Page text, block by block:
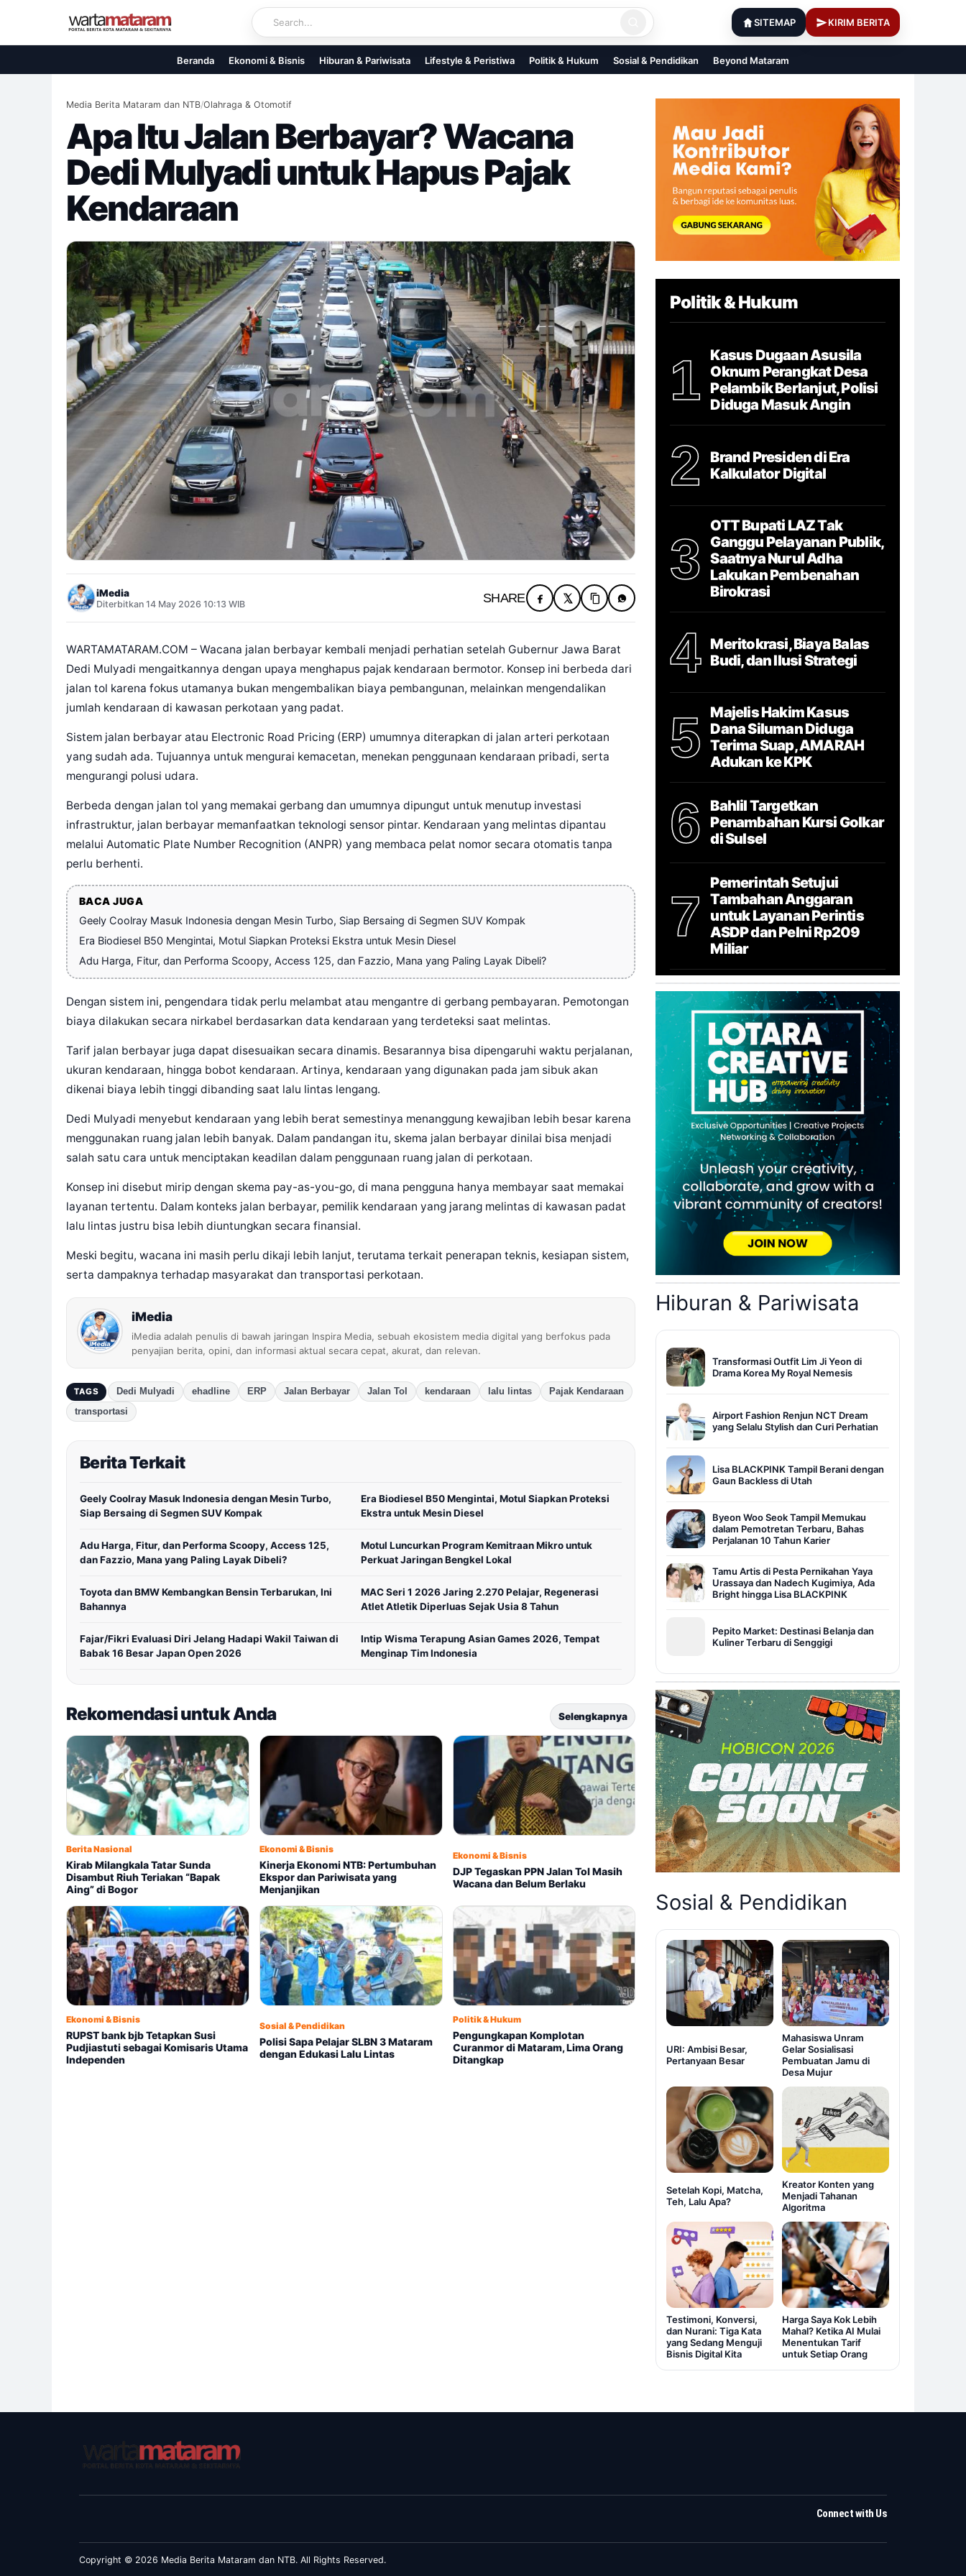
content
SITEMAP KIRIM BERITA
Beranda Ekonomi & Bisnis Hiburan & Pariwisata Lifestyle & Peristiwa Politik & Hukum Sosial & Pendidikan Beyond Mataram
Media Berita Mataram dan NTB/Olahraga & Otomotif
Apa Itu Jalan Berbayar? Wacana
Dedi Mulyadi untuk Hapus Pajak
Kendaraan
iMedia
Diterbitkan 14 May 2026 10:13 WIB SHARE
WARTAMATARAM.COM – Wacana jalan berbayar kembali menjadi perhatian setelah Gubernur Jawa Barat
Dedi Mulyadi mengaitkannya dengan upaya menghapus pajak kendaraan bermotor. Konsep ini berbeda dari
jalan tol karena fokus utamanya bukan mengembalikan biaya pembangunan, melainkan mengendalikan
jumlah kendaraan di kawasan perkotaan yang padat.
Sistem jalan berbayar atau Electronic Road Pricing (ERP) umumnya diterapkan di jalan arteri perkotaan
yang sudah ada. Tujuannya untuk mengurai kemacetan, menekan penggunaan kendaraan pribadi, serta
mengurangi polusi udara.
Berbeda dengan jalan tol yang memakai gerbang dan umumnya dipungut untuk menutup investasi
infrastruktur, jalan berbayar memanfaatkan teknologi sensor pintar. Kendaraan yang melintas dipantau
melalui Automatic Plate Number Recognition (ANPR) yang membaca pelat nomor secara otomatis tanpa
perlu berhenti.
BACA JUGA
Geely Coolray Masuk Indonesia dengan Mesin Turbo, Siap Bersaing di Segmen SUV Kompak
Era Biodiesel B50 Mengintai, Motul Siapkan Proteksi Ekstra untuk Mesin Diesel
Adu Harga, Fitur, dan Performa Scoopy, Access 125, dan Fazzio, Mana yang Paling Layak Dibeli?
Dengan sistem ini, pengendara tidak perlu melambat atau mengantre di gerbang pembayaran. Pemotongan
biaya dilakukan secara nirkabel berdasarkan data kendaraan yang terdeteksi saat melintas.
Tarif jalan berbayar juga dapat disesuaikan secara dinamis. Besarannya bisa dipengaruhi waktu perjalanan,
ukuran kendaraan, hingga bobot kendaraan. Artinya, kendaraan yang digunakan pada jam sibuk akan
dikenai biaya lebih tinggi dibanding saat lalu lintas lengang.
Dedi Mulyadi menyebut kendaraan yang lebih berat semestinya menanggung kewajiban lebih besar karena
menggunakan ruang jalan lebih banyak. Dalam pandangan itu, skema jalan berbayar dinilai bisa menjadi
salah satu cara untuk menciptakan keadilan dalam penggunaan ruang jalan di perkotaan.
Konsep ini disebut mirip dengan skema pay-as-you-go, di mana pengguna hanya membayar saat memakai
layanan tertentu. Dalam konteks jalan berbayar, pemilik kendaraan yang jarang melintas di kawasan padat
lalu lintas justru bisa lebih diuntungkan secara finansial.
Meski begitu, wacana ini masih perlu dikaji lebih lanjut, terutama terkait penerapan teknis, kesiapan sistem,
serta dampaknya terhadap masyarakat dan transportasi perkotaan.
iMedia
iMedia adalah penulis di bawah jaringan Inspira Media, sebuah ekosistem media digital yang berfokus pada
penyajian berita, opini, dan informasi aktual secara cepat, akurat, dan relevan.
TAGS Dedi Mulyadi ehadline ERP Jalan Berbayar Jalan Tol kendaraan lalu lintas
Pajak Kendaraan
transportasi
Berita Terkait
Geely Coolray Masuk Indonesia dengan Mesin Turbo,
Siap Bersaing di Segmen SUV Kompak
Era Biodiesel B50 Mengintai, Motul Siapkan Proteksi
Ekstra untuk Mesin Diesel
Adu Harga, Fitur, dan Performa Scoopy, Access 125,
dan Fazzio, Mana yang Paling Layak Dibeli?
Motul Luncurkan Program Kemitraan Mikro untuk
Perkuat Jaringan Bengkel Lokal
Toyota dan BMW Kembangkan Bensin Terbarukan, Ini
Bahannya
MAC Seri 1 2026 Jaring 2.270 Pelajar, Regenerasi
Atlet Atletik Diperluas Sejak Usia 8 Tahun
Fajar/Fikri Evaluasi Diri Jelang Hadapi Wakil Taiwan di
Babak 16 Besar Japan Open 2026
Intip Wisma Terapung Asian Games 2026, Tempat
Menginap Tim Indonesia
Rekomendasi untuk Anda Selengkapnya
Berita Nasional
Kirab Milangkala Tatar Sunda
Disambut Riuh Teriakan “Bapak
Aing” di Bogor
Ekonomi & Bisnis
Kinerja Ekonomi NTB: Pertumbuhan
Ekspor dan Pariwisata yang
Menjanjikan
Ekonomi & Bisnis
DJP Tegaskan PPN Jalan Tol Masih
Wacana dan Belum Berlaku
Ekonomi & Bisnis
RUPST bank bjb Tetapkan Susi
Pudjiastuti sebagai Komisaris Utama
Independen
Sosial & Pendidikan
Polisi Sapa Pelajar SLBN 3 Mataram
dengan Edukasi Lalu Lintas
Politik & Hukum
Pengungkapan Komplotan
Curanmor di Mataram, Lima Orang
Ditangkap
Politik & Hukum
1
Kasus Dugaan Asusila
Oknum Perangkat Desa
Pelambik Berlanjut, Polisi
Diduga Masuk Angin
2
Brand Presiden di Era
Kalkulator Digital
3
OTT Bupati LAZ Tak
Ganggu Pelayanan Publik,
Saatnya Nurul Adha
Lakukan Pembenahan
Birokrasi
4
Meritokrasi, Biaya Balas
Budi, dan Ilusi Strategi
5
Majelis Hakim Kasus
Dana Siluman Diduga
Terima Suap, AMARAH
Adukan ke KPK
6
Bahlil Targetkan
Penambahan Kursi Golkar
di Sulsel
7
Pemerintah Setujui
Tambahan Anggaran
untuk Layanan Perintis
ASDP dan Pelni Rp209
Miliar
Hiburan & Pariwisata
Transformasi Outfit Lim Ji Yeon di
Drama Korea My Royal Nemesis
Airport Fashion Renjun NCT Dream
yang Selalu Stylish dan Curi Perhatian
Lisa BLACKPINK Tampil Berani dengan
Gaun Backless di Utah
Byeon Woo Seok Tampil Memukau
dalam Pemotretan Terbaru, Bahas
Perjalanan 10 Tahun Karier
Tamu Artis di Pesta Pernikahan Yaya
Urassaya dan Nadech Kugimiya, Ada
Bright hingga Lisa BLACKPINK
Pepito Market: Destinasi Belanja dan
Kuliner Terbaru di Senggigi
Sosial & Pendidikan
URI: Ambisi Besar,
Pertanyaan Besar
Mahasiswa Unram
Gelar Sosialisasi
Pembuatan Jamu di
Desa Mujur
Setelah Kopi, Matcha,
Teh, Lalu Apa?
Kreator Konten yang
Menjadi Tahanan
Algoritma
Testimoni, Konversi,
dan Nurani: Tiga Kata
yang Sedang Menguji
Bisnis Digital Kita
Harga Saya Kok Lebih
Mahal? Ketika AI Mulai
Menentukan Tarif
untuk Setiap Orang
Connect with Us
Copyright © 2026 Media Berita Mataram dan NTB. All Rights Reserved.